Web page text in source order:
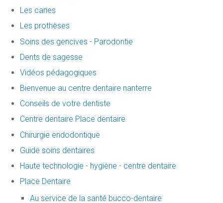
Les caries
Les prothèses
Soins des gencives - Parodontie
Dents de sagesse
Vidéos pédagogiques
Bienvenue au centre dentaire nanterre
Conseils de votre dentiste
Centre dentaire Place dentaire
Chirurgie endodontique
Guide soins dentaires
Haute technologie - hygiène - centre dentaire
Place Dentaire
Au service de la santé bucco-dentaire